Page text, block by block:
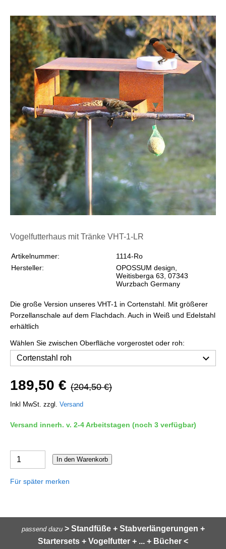
Vogelfutterhaus mit Tränke VHT-1-LR
Artikelnummer:
1114-Ro
Hersteller:
OPOSSUM design,
Weitisberga 63, 07343
Wurzbach Germany
Die große Version unseres VHT-1 in Cortenstahl. Mit größerer
Porzellanschale auf dem Flachdach. Auch in Weiß und Edelstahl
erhältlich
Wählen Sie zwischen Oberfläche vorgerostet oder roh:
189,50 € (204,50 €)
Inkl MwSt. zzgl. Versand
Versand innerh. v. 2-4 Arbeitstagen (noch 3 verfügbar)
In den Warenkorb
Für später merken
passend dazu > Standfüße + Stabverlängerungen +
Startersets + Vogelfutter + ... + Bücher <